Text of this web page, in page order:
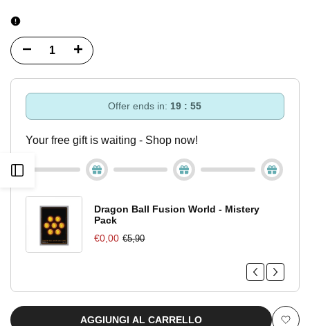
Apri
barra
laterale
Diminuisci
quantità
Revengers
Exhibition
Incrementa
quantità
Tokyo
Revengers
Exhibition
Offer ends in: 19 : 55
Your free gift is waiting - Shop now!
Dragon Ball Fusion World - Mistery
Pack
€0,00 €5,90
AGGIUNGI AL CARRELLO